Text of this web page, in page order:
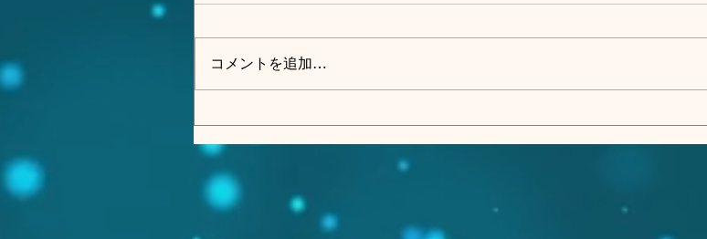
コメントを追加…